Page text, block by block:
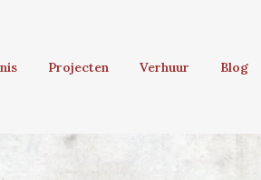
Projecten Verhuur
Blog